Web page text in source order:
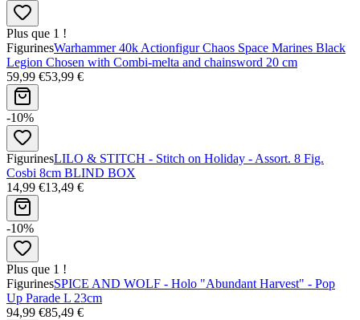
Plus que 1 !
FigurinesWarhammer 40k Actionfigur Chaos Space Marines Black
Legion Chosen with Combi-melta and chainsword 20 cm
59,99 €53,99 €
-10%
FigurinesLILO & STITCH - Stitch on Holiday - Assort. 8 Fig.
Cosbi 8cm BLIND BOX
14,99 €13,49 €
-10%
Plus que 1 !
FigurinesSPICE AND WOLF - Holo "Abundant Harvest" - Pop
Up Parade L 23cm
94,99 €85,49 €